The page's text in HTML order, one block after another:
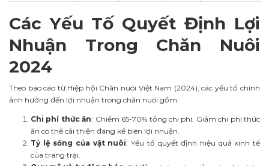
Các Yếu Tố Quyết Định Lợi
Nhuận Trong Chăn Nuôi
2024
Theo báo cáo từ Hiệp hội Chăn nuôi Việt Nam (2024), các yếu tố chính
ảnh hưởng đến lợi nhuận trong chăn nuôi gồm:
Chi phí thức ăn: Chiếm 65-70% tổng chi phí. Giảm chi phí thức
ăn có thể cải thiện đáng kể biên lợi nhuận.
Tỷ lệ sống của vật nuôi: Yếu tố quyết định hiệu quả kinh tế
của trang trại.